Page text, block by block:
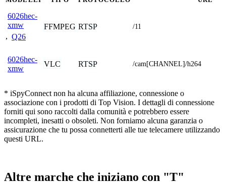
6026hec-
xmw
, Q26
FFMPEG RTSP /11
6026hec-
xmw
VLC RTSP /cam[CHANNEL]/h264
* iSpyConnect non ha alcuna affiliazione, connessione o
associazione con i prodotti di Top Vision. I dettagli di connessione
forniti qui sono raccolti dalla comunità e potrebbero essere
incompleti, inesatti o obsoleti. Non forniamo alcuna garanzia o
assicurazione che tu possa connetterti alle tue telecamere utilizzando
questi URL.
Altre marche che iniziano con "T"